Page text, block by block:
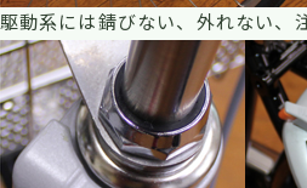
駆動系には錆びない、外れない、